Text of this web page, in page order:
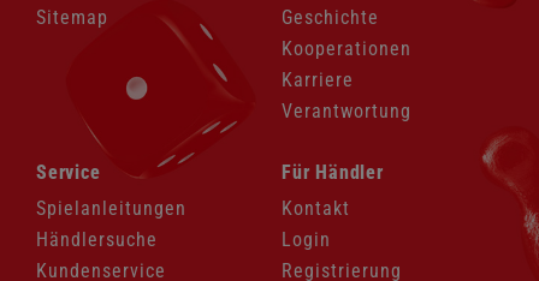
Sitemap
Geschichte
Kooperationen
Karriere
Verantwortung
Navigation
überspringen
Service
Spielanleitungen
Händlersuche
Kundenservice
Navigation
überspringen
Für Händler
Kontakt
Login
Registrierung